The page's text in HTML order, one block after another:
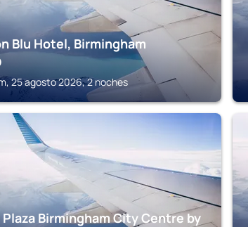
Blu Hotel, Birmingham
25 agosto 2026, 2 noches
Birmingham City Centre by